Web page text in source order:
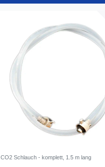
CO2 Schlauch - komplett, 1.5 m lang